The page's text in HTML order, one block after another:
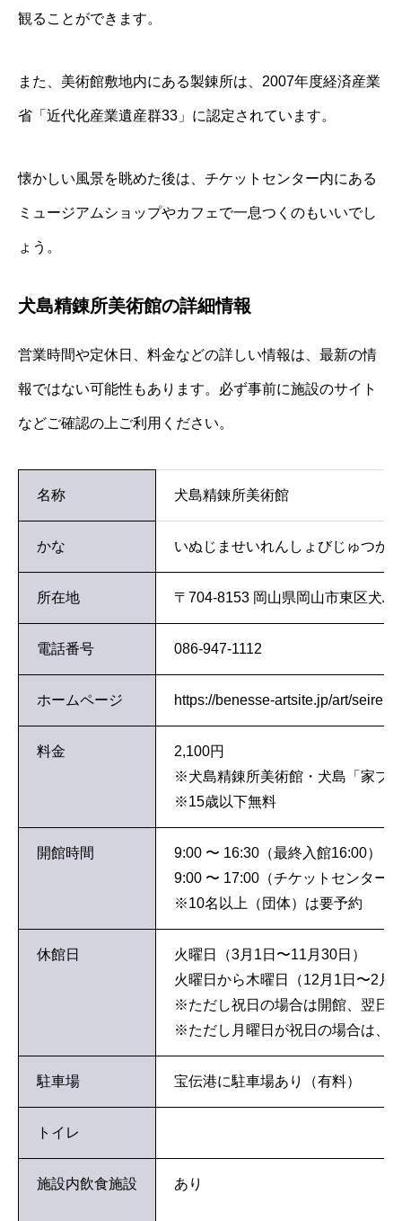
観ることができます。
また、美術館敷地内にある製錬所は、2007年度経済産業
省「近代化産業遺産群33」に認定されています。
懐かしい風景を眺めた後は、チケットセンター内にある
ミュージアムショップやカフェで一息つくのもいいでし
ょう。
犬島精錬所美術館の詳細情報
営業時間や定休日、料金などの詳しい情報は、最新の情
報ではない可能性もあります。必ず事前に施設のサイト
などご確認の上ご利用ください。
名称 犬島精錬所美術館
かな いぬじませいれんしょびじゅつか
所在地 〒704-8153 岡山県岡山市東区犬島
電話番号 086-947-1112
ホームページ https://benesse-artsite.jp/art/
料金
2,100円
※犬島精錬所美術館・犬島「家プ
※15歳以下無料
開館時間
9:00 〜 16:30（最終入館16:00）
9:00 〜 17:00（チケットセンター）
※10名以上（団体）は要予約
休館日
火曜日（3月1日〜11月30日）
火曜日から木曜日（12月1日〜2月
※ただし祝日の場合は開館、翌日
※ただし月曜日が祝日の場合は、
駐車場 宝伝港に駐車場あり（有料）
トイレ
施設内飲食施設 あり